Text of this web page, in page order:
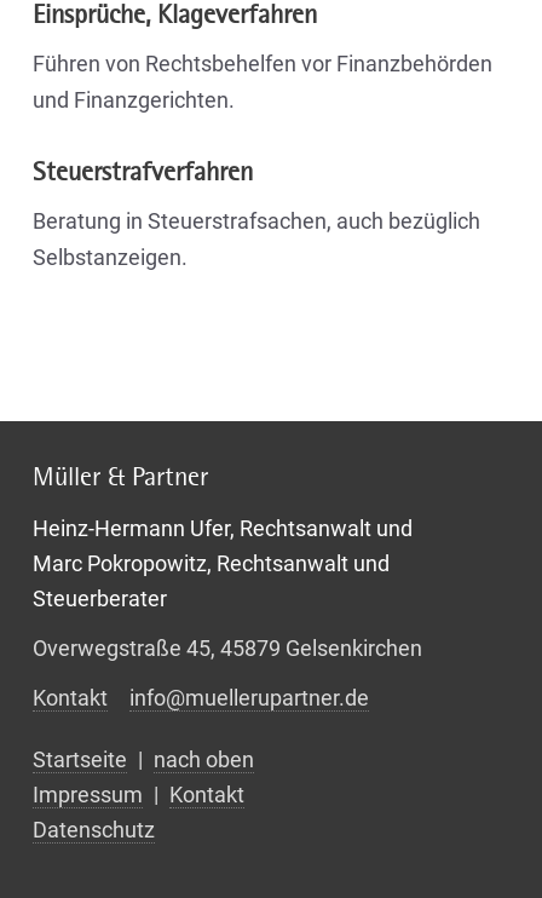
Einsprüche, Klageverfahren
Führen von Rechtsbehelfen vor Finanzbehörden
und Finanzgerichten.
Steuerstrafverfahren
Beratung in Steuerstrafsachen, auch bezüglich
Selbstanzeigen.
Müller & Partner
Heinz-Hermann Ufer, Rechtsanwalt und
Marc Pokropowitz, Rechtsanwalt und
Steuerberater
Overwegstraße 45, 45879 Gelsenkirchen
Kontakt
info@muellerupartner.de
Startseite | nach oben
Impressum | Kontakt
Datenschutz